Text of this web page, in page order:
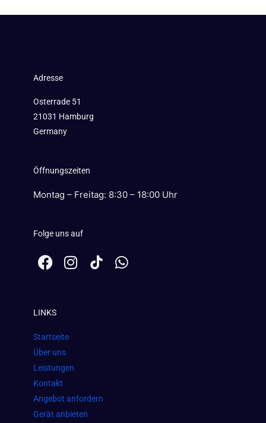
Adresse
Osterrade 51
21031 Hamburg
Germany
Öffnungszeiten
Montag – Freitag: 8:30 – 18:00 Uhr
Folge uns auf
F
a
b
o
o
k
I
n
m
W
h
LINKS
Startseite
Über uns
Leistungen
Kontakt
Angebot anfordern
Gerät anbieten